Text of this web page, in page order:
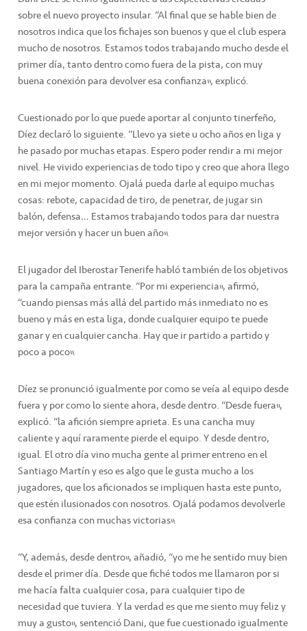
sobre el nuevo proyecto insular. “Al final que se hable bien de
nosotros indica que los fichajes son buenos y que el club espera
mucho de nosotros. Estamos todos trabajando mucho desde el
primer día, tanto dentro como fuera de la pista, con muy
buena conexión para devolver esa confianza”, explicó.
Cuestionado por lo que puede aportar al conjunto tinerfeño,
Díez declaró lo siguiente. “Llevo ya siete u ocho años en liga y
he pasado por muchas etapas. Espero poder rendir a mi mejor
nivel. He vivido experiencias de todo tipo y creo que ahora llego
en mi mejor momento. Ojalá pueda darle al equipo muchas
cosas: rebote, capacidad de tiro, de penetrar, de jugar sin
balón, defensa… Estamos trabajando todos para dar nuestra
mejor versión y hacer un buen año”.
El jugador del Iberostar Tenerife habló también de los objetivos
para la campaña entrante. “Por mi experiencia”, afirmó,
“cuando piensas más allá del partido más inmediato no es
bueno y más en esta liga, donde cualquier equipo te puede
ganar y en cualquier cancha. Hay que ir partido a partido y
poco a poco”.
Díez se pronunció igualmente por como se veía al equipo desde
fuera y por como lo siente ahora, desde dentro. “Desde fuera”,
explicó. “la afición siempre aprieta. Es una cancha muy
caliente y aquí raramente pierde el equipo. Y desde dentro,
igual. El otro día vino mucha gente al primer entreno en el
Santiago Martín y eso es algo que le gusta mucho a los
jugadores, que los aficionados se impliquen hasta este punto,
que estén ilusionados con nosotros. Ojalá podamos devolverle
esa confianza con muchas victorias”.
“Y, además, desde dentro”, añadió, “yo me he sentido muy bien
desde el primer día. Desde que fiché todos me llamaron por si
me hacía falta cualquier cosa, para cualquier tipo de
necesidad que tuviera. Y la verdad es que me siento muy feliz y
muy a gusto”, sentenció Dani, que fue cuestionado igualmente